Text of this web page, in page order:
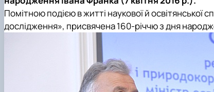
Помітною подією в житті наукової й освітянської
дослідження», присвячена 160-річчю з дня